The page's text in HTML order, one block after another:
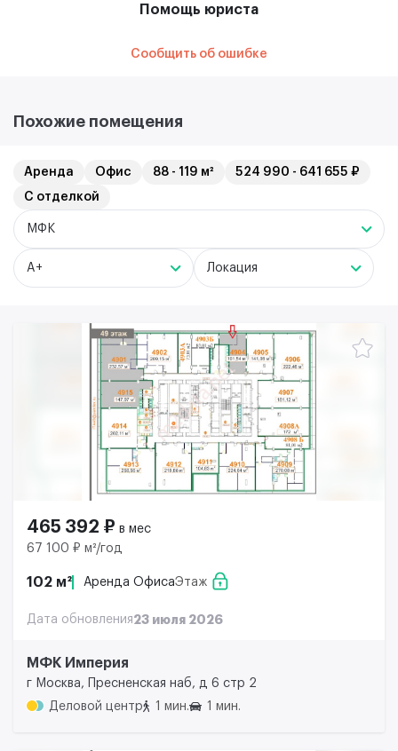
Помощь юриста
Сообщить об ошибке
Похожие помещения
Аренда Офис 88 - 119 м²
524 990 - 641 655 ₽
С отделкой
МФК
A+ Локация
465 392 ₽ в мес
67 100 ₽ м²/год
102 м² Аренда ОфисаЭтаж
Дата обновления23 июля 2026
МФК Империя
г Москва, Пресненская наб, д 6 стр 2
Деловой центр
1 мин. 1 мин.